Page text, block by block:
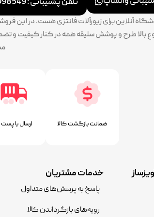
آنلاین برای زیورآلات فانتزی هست. در این
ضمانت بازگشت کالا ارسال با پست
خدمات مشتریان
پاسخ به پرسش‌های متداول
رویه‌های بازگرداندن کالا